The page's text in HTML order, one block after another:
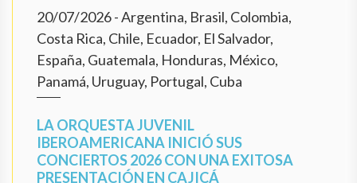
20/07/2026- Argentina, Brasil, Colombia,
Costa Rica, Chile, Ecuador, El Salvador,
España, Guatemala, Honduras, México,
Panamá, Uruguay, Portugal, Cuba
LA ORQUESTA JUVENIL
IBEROAMERICANA INICIÓ SUS
CONCIERTOS 2026 CON UNA EXITOSA
PRESENTACIÓN EN CAJICÁ